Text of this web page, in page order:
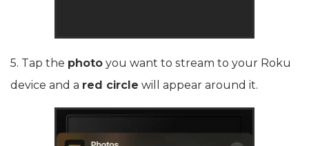
5. Tap the photo you want to stream to your Roku
device and a red circle will appear around it.